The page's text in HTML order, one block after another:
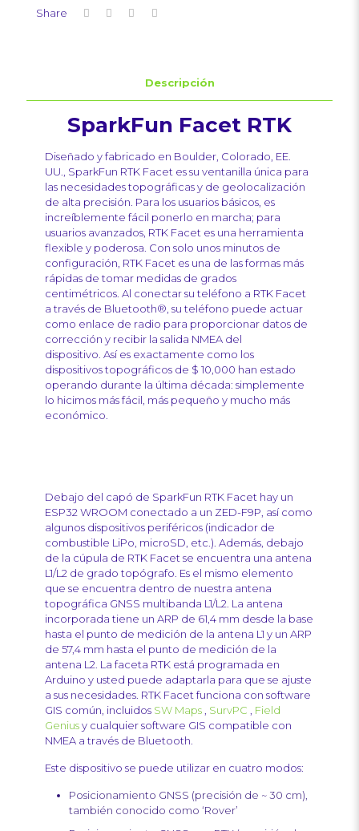
Share
Descripción
SparkFun Facet RTK
Diseñado y fabricado en Boulder, Colorado, EE.
UU., SparkFun RTK Facet es su ventanilla única para
las necesidades topográficas y de geolocalización
de alta precisión. Para los usuarios básicos, es
increíblemente fácil ponerlo en marcha; para
usuarios avanzados, RTK Facet es una herramienta
flexible y poderosa. Con solo unos minutos de
configuración, RTK Facet es una de las formas más
rápidas de tomar medidas de grados
centimétricos. Al conectar su teléfono a RTK Facet
a través de Bluetooth®, su teléfono puede actuar
como enlace de radio para proporcionar datos de
corrección y recibir la salida NMEA del
dispositivo. Así es exactamente como los
dispositivos topográficos de $ 10,000 han estado
operando durante la última década: simplemente
lo hicimos más fácil, más pequeño y mucho más
económico.
Debajo del capó de SparkFun RTK Facet hay un
ESP32 WROOM conectado a un ZED-F9P, así como
algunos dispositivos periféricos (indicador de
combustible LiPo, microSD, etc.). Además, debajo
de la cúpula de RTK Facet se encuentra una antena
L1/L2 de grado topógrafo. Es el mismo elemento
que se encuentra dentro de nuestra antena
topográfica GNSS multibanda L1/L2. La antena
incorporada tiene un ARP de 61,4 mm desde la base
hasta el punto de medición de la antena L1 y un ARP
de 57,4 mm hasta el punto de medición de la
antena L2. La faceta RTK está programada en
Arduino y usted puede adaptarla para que se ajuste
a sus necesidades. RTK Facet funciona con software
GIS común, incluidos SW Maps SurvPC
Field
Geniusy cualquier software GIS compatible con
NMEA a través de Bluetooth.
Este dispositivo se puede utilizar en cuatro modos:
Posicionamiento GNSS (precisión de ~ 30 cm),
también conocido como ‘Rover’